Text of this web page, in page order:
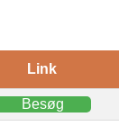
Link
Besøg